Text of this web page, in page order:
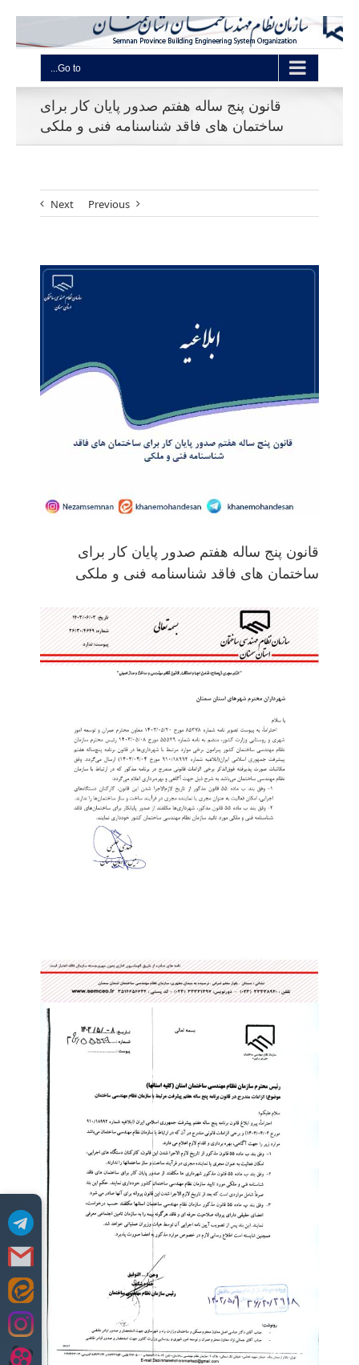
Skip
content
Go to...
قانون پنج ساله هفتم صدور پایان کار برای
ساختمان های فاقد شناسنامه فنی و ملکی
Previous
Next
View
قانون پنج ساله هفتم صدور پایان کار برای
ساختمان های فاقد شناسنامه فنی و ملکی